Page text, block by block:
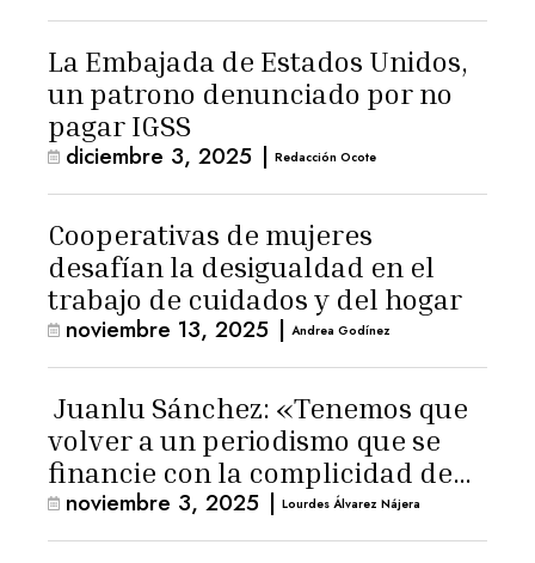
La Embajada de Estados Unidos,
un patrono denunciado por no
pagar IGSS
diciembre 3, 2025 | Redacción Ocote
Cooperativas de mujeres
desafían la desigualdad en el
trabajo de cuidados y del hogar
noviembre 13, 2025 | Andrea Godínez
Juanlu Sánchez: «Tenemos que
volver a un periodismo que se
financie con la complicidad de
los lectores»
noviembre 3, 2025 | Lourdes Álvarez Nájera